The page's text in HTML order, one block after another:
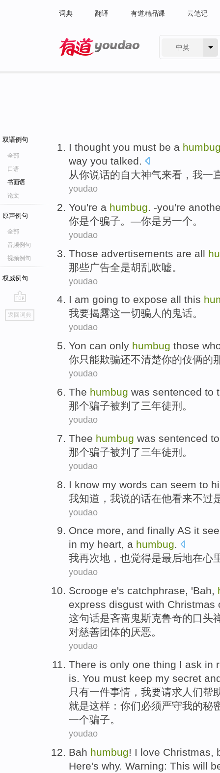
词典 翻译 有道精品课 云笔记
中英
双语例句
全部
口语
书面语
论文
原声例句
全部
音频例句
视频例句
权威例句
go
top
返回词典
I thought you must be a
way you talked.
从你说话的自大神气来看， 我一
youdao
You're a humbug. -you're
你是个骗子。—你是另一个。
youdao
Those advertisements are all
那些广告全是胡乱吹嘘。
youdao
I am going to expose all this
我要揭露这一切骗人的鬼话。
youdao
Yon can only humbug those
你只能欺骗还不清楚你的伎俩的
youdao
The humbug was sentenced to
那个骗子被判 了三年徒刑。
youdao
Thee humbug was sentenced
那个骗子被判 了三年徒刑。
youdao
I know my words can seem to
我知道 ， 我说的话在他看来不过
youdao
Once more, and finally AS it
in my heart, a humbug.
我再次地， 也觉得是最后地在心
youdao
Scrooge e's catchphrase, 'Bah,
express disgust with Christmas
这句话是吝啬鬼斯克鲁奇的口头
对慈善团体的厌恶。
youdao
There is only one thing I ask in
is. You must keep my secret
只有一件事情 ， 我要请求 人们帮
就是这样 ： 你们必须严守我的秘
一个骗子。
youdao
Bah humbug! I love Christmas,
Here's why. Warning: This will